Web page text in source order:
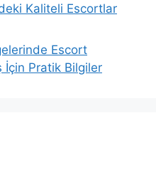
Kaliteli Escortlar
Escort
İçin Pratik Bilgiler